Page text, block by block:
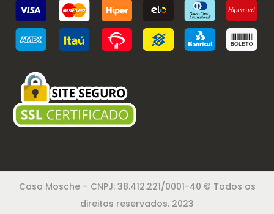
Casa Mosche – CNPJ: 38.412.221/0001-40 © Todos os
direitos reservados. 2023